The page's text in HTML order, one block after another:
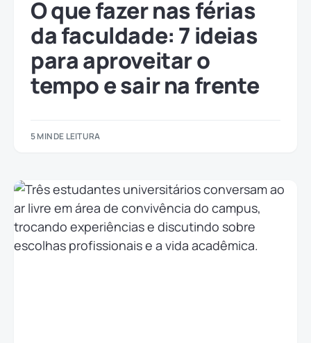
O que fazer nas férias
da faculdade: 7 ideias
para aproveitar o
tempo e sair na frente
5 MIN DE LEITURA